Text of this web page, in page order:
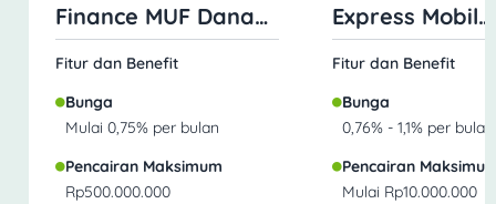
Finance MUF Dana
Mobil
Fitur dan Benefit
Bunga
Mulai 0,75% per bulan
Pencairan Maksimum
Rp500.000.000
Express Mobil
Jaminan BPKB
Fitur dan Benefit
Bunga
0,76% - 1,1% per bulan
Pencairan
Mulai Rp10.000.000